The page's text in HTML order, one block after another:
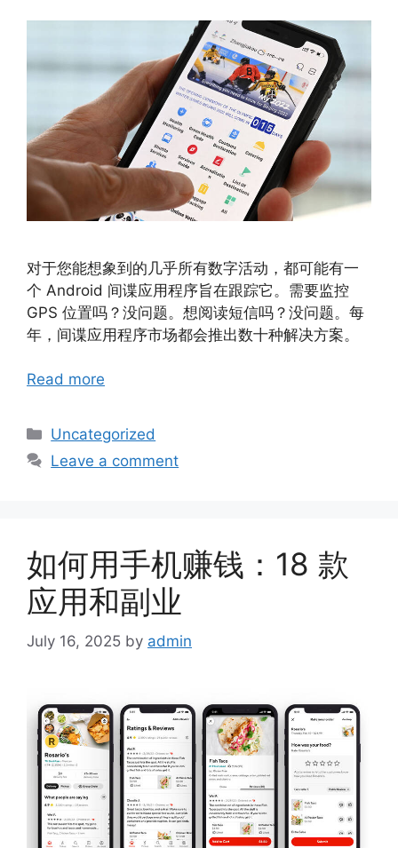
对于您能想象到的几乎所有数字活动，都可能有一
个 Android 间谍应用程序旨在跟踪它。需要监控
GPS 位置吗？没问题。想阅读短信吗？没问题。每
年，间谍应用程序市场都会推出数十种解决方案。
Read more
Categories
Uncategorized
Leave a comment
如何用手机赚钱：18 款
应用和副业
July 16, 2025 by admin